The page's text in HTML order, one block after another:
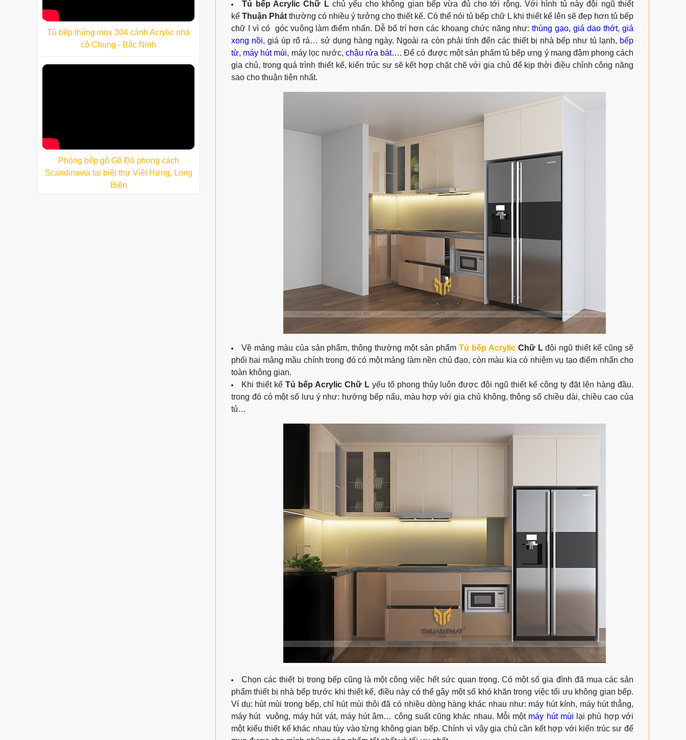
Tủ bếp Acrylic Chữ Lchủ yếu cho không gian bếp vừa đủ cho tới rộng. Với hình tủ này đội ngũ thiết
kế Thuận Phátthường có nhiều ý tưởng cho thiết kế. Có thể nói tủ bếp chữ L khi thiết kế lên sẽ đẹp hơn tủ bếp
chữ I vì có góc vuông làm điểm nhấn. Dễ bố trí hơn các khoang chức năng như:thùng gạo,giá dao thớt,giá
xong nồi, giá úp rổ rá… sử dụng hàng ngày. Ngoài ra còn phải tính đến các thiết bị nhà bếp như tủ lạnh, bếp
từ, máy hút mùi, máy lọc nước, chậu rửa bát…. Để có được một sản phẩm tủ bếp ưng ý mang đậm phong cách
gia chủ, trong quá trình thiết kế, kiến trúc sư sẽ kết hợp chặt chẽ với gia chủ để kịp thời điều chỉnh công năng
sao cho thuận tiện nhất.
Về mảng màu của sản phẩm, thông thường một sản phẩm Tủ bếp AcrylicChữ Lđội ngũ thiết kế cũng sẽ
phối hai mảng mầu chính trong đó có một mảng làm nền chủ đạo, còn màu kia có nhiệm vụ tạo điểm nhẩn cho
toàn không gian.
Khi thiết kế Tủ bếp Acrylic Chữ Lyếu tố phong thủy luôn được đội ngũ thiết kế công ty đặt lên hàng đầu.
trong đó có một số lưu ý như: hướng bếp nấu, màu hợp với gia chủ không, thông số chiều dài, chiều cao của
tủ…
Chọn các thiết bị trong bếp cũng là một công việc hết sức quan trọng. Có một số gia đình đã mua các sản
phẩm thiết bị nhà bếp trước khi thiết kế, điều này có thể gây một số khó khăn trong việc tối ưu không gian bếp.
Ví dụ: hút mùi trong bếp, chỉ hút mùi thôi đã có nhiều dòng hàng khác nhau như: máy hút kính, máy hút thẳng,
máy hút vuông, máy hút vát, máy hút âm… công suất cũng khác nhau. Mỗi một máy hút mùi lại phù hợp với
một kiểu thiết kế khác nhau tùy vào từng không gian bếp. Chính vì vậy gia chủ cần kết hợp với kiến trúc sư để
Tủ bếp thùng inox 304 cánh Acrylic nhà
cô Chung - Bắc Ninh
Phòng bếp gỗ Gõ Đỏ phong cách
Scandinavia tại biệt thự Việt Hưng, Long
Biên